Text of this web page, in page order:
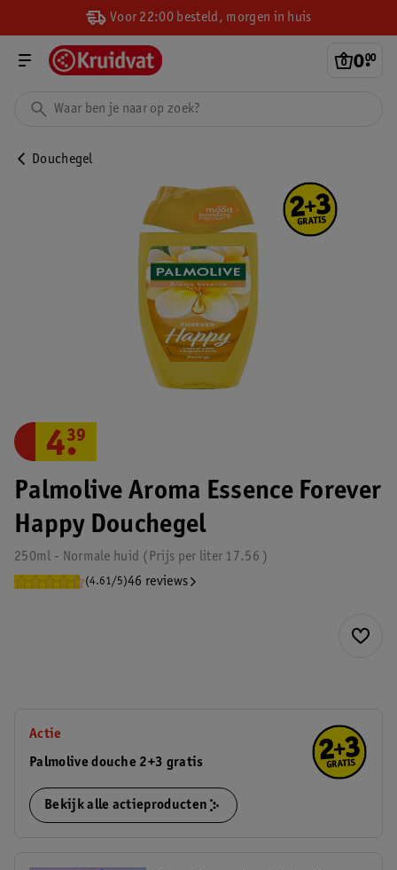
Voor 22:00 besteld, morgen in huis
0.
00
Douchegel
Palmolive Aroma Essence Forever
Happy Douchegel
250ml - Normale huid 17.56
Prijs per liter
(4.61/5)46 reviews
4.
39
Actie
Palmolive douche 2+3 gratis
Bekijk alle actieproducten